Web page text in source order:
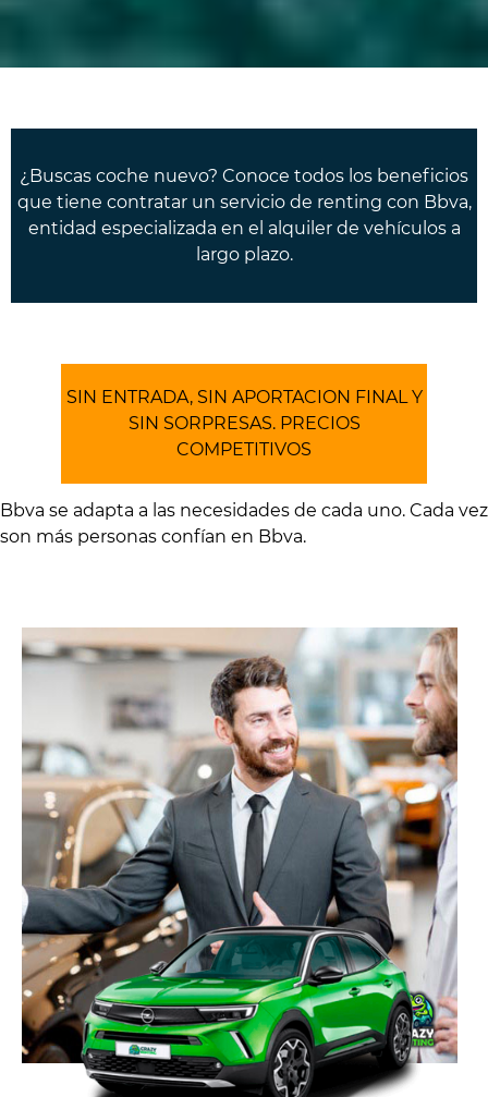
¿Buscas coche nuevo? Conoce todos los beneficios
que tiene contratar un servicio de renting con Bbva,
entidad especializada en el alquiler de vehículos a
largo plazo.
SIN ENTRADA, SIN APORTACION FINAL Y
SIN SORPRESAS. PRECIOS
COMPETITIVOS
Bbva se adapta a las necesidades de cada uno. Cada vez
son más personas confían en Bbva.